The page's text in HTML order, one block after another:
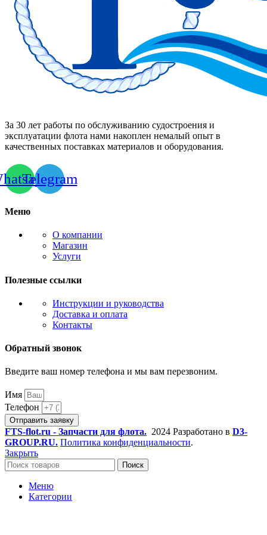
За 30 лет работы по обслуживанию судостроения и
эксплуатации флота нами накоплен немалый опыт в
качественных поставках материалов и оборудования.
Telegram
Меню
О компании
Магазин
Услуги
Полезные ссылки
Инструкции и руководства
Доставка и оплата
Контакты
Обратный звонок
Введите ваш номер телефона и мы вам перезвоним.
Имя
Телефон
Отправить заявку
FTS-flot.ru - Запчасти для флота. 2024 Разработано в D3-
GROUP.RU. Политика конфиденциальности.
Закрыть
Поиск
Меню
Категории